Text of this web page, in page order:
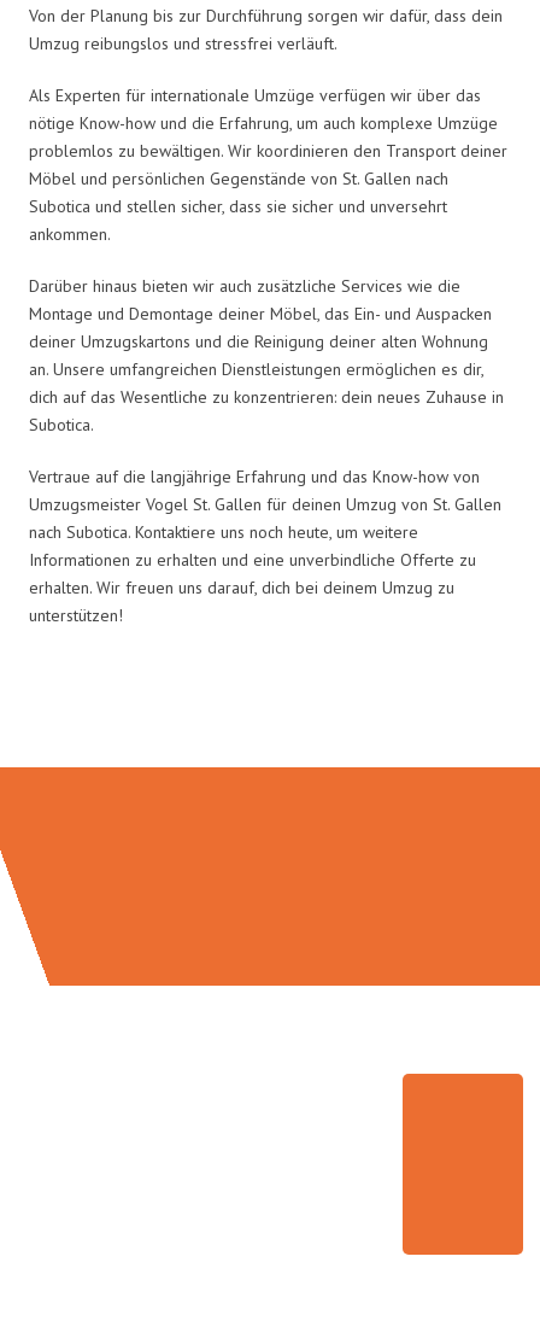
Von der Planung bis zur Durchführung sorgen wir dafür, dass dein
Umzug reibungslos und stressfrei verläuft.
Als Experten für internationale Umzüge verfügen wir über das
nötige Know-how und die Erfahrung, um auch komplexe Umzüge
problemlos zu bewältigen. Wir koordinieren den Transport deiner
Möbel und persönlichen Gegenstände von St. Gallen nach
Subotica und stellen sicher, dass sie sicher und unversehrt
ankommen.
Darüber hinaus bieten wir auch zusätzliche Services wie die
Montage und Demontage deiner Möbel, das Ein- und Auspacken
deiner Umzugskartons und die Reinigung deiner alten Wohnung
an. Unsere umfangreichen Dienstleistungen ermöglichen es dir,
dich auf das Wesentliche zu konzentrieren: dein neues Zuhause in
Subotica.
Vertraue auf die langjährige Erfahrung und das Know-how von
Umzugsmeister Vogel St. Gallen für deinen Umzug von St. Gallen
nach Subotica. Kontaktiere uns noch heute, um weitere
Informationen zu erhalten und eine unverbindliche Offerte zu
erhalten. Wir freuen uns darauf, dich bei deinem Umzug zu
unterstützen!